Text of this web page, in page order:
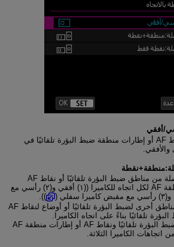
أفقي
ينم استخدام نفس نقاط AF أو إطارات منطقة ضبط البؤرة تلقائيًا في
يمكن إعداد أنواع منفصلة من مناطق ضبط البؤرة تلقائيًا أو نقاط AF
منفصلة أو إطارات منطقة AF لكل اتجاه للكاميرا ((١) أفقي و(٢) رأسي مع
(
)).
مفيد عند التبديل إلى مناطق أخرى لضبط البؤرة تلقائيًا أو أوضاع لنقاط AF
تلقائيًا بناءً على اتجاه الكاميرا.
يتم الاحتفاظ بمناطق ضبط البؤرة تلقائيًا ونقاط AF أو إطارات منطقة AF
الكاميرا الثلاثة.